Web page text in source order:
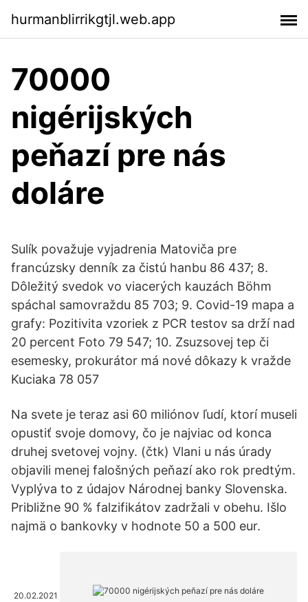
hurmanblirrikgtjl.web.app
70000
nigérijských
peňazí pre nás
doláre
Sulík považuje vyjadrenia Matoviča pre
francúzsky denník za čistú hanbu 86 437; 8.
Dôležitý svedok vo viacerých kauzách Böhm
spáchal samovraždu 85 703; 9. Covid-19 mapa a
grafy: Pozitivita vzoriek z PCR testov sa drží nad
20 percent Foto 79 547; 10. Zsuzsovej tep či
esemesky, prokurátor má nové dôkazy k vražde
Kuciaka 78 057
Na svete je teraz asi 60 miliónov ľudí, ktorí museli
opustiť svoje domovy, čo je najviac od konca
druhej svetovej vojny. (čtk) Vlani u nás úrady
objavili menej falošných peňazí ako rok predtým.
Vyplýva to z údajov Národnej banky Slovenska.
Približne 90 % falzifikátov zadržali v obehu. Išlo
najmä o bankovky v hodnote 50 a 500 eur.
20.02.2021